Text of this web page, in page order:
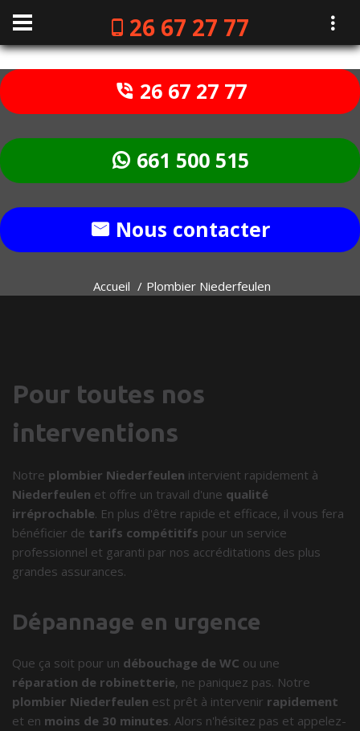
26 67 27 77
26 67 27 77
661 500 515
Nous contacter
Accueil Plombier Niederfeulen
Pour toutes nos
interventions
Notre plombier Niederfeulen intervient rapidement à
Niederfeulen et offre un travail d'une qualité
irréprochable. En plus d'être rapide et efficace, il vous fera
bénéficier de tarifs compétitifs pour un service
professionnel et garanti par nos accréditations des plus
grandes assurances.
Dépannage en urgence
Que ça soit pour un débouchage de WC ou une
réparation de robinetterie, ne paniquez pas. Notre
plombier Niederfeulen est prêt à intervenir rapidement
et en moins de 30 minutes. Alors n'hésitez pas et appelez-